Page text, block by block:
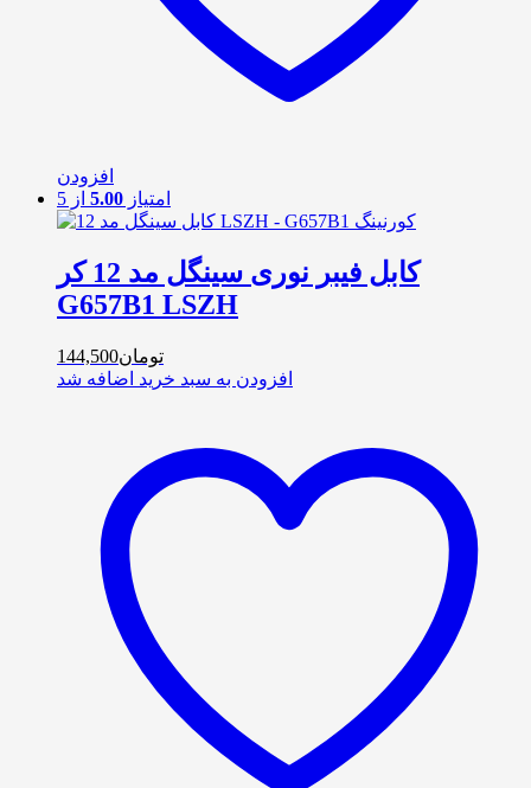
افزودن
امتیاز 5.00 از 5
کابل فیبر نوری سینگل مد 12 کر
G657B1 LSZH
تومان144,500
افزودن به سبد خرید اضافه شد